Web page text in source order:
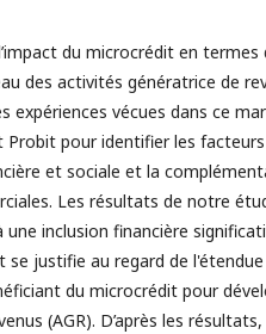
du microcrédit en termes
des activités génératrice de
expériences vécues dans ce
Probit pour identifier les
et sociale et la
Les résultats de notre
inclusion financière
se justifie au regard de
du microcrédit pour
(AGR). D’après les